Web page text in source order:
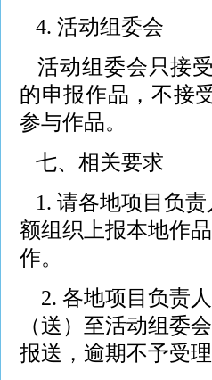
4. 活动组委会
活动组委会只接
的申报作品，不接
参与作品。
七、相关要求
1. 请各地项目负
额组织上报本地作
作。
2. 各地项目负责
（送）至活动组委
报送，逾期不予受理